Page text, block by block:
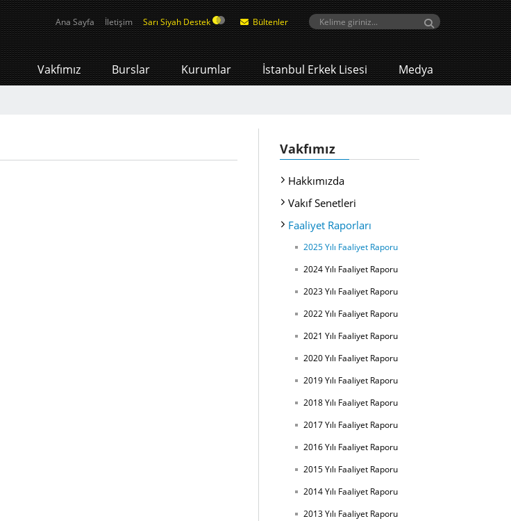
Ana Sayfa İletişim Sarı Siyah Destek Bültenler
Vakfımız Burslar Kurumlar İstanbul Erkek Lisesi Medya
Vakfımız
Hakkımızda
Vakıf Senetleri
Faaliyet Raporları
2025 Yılı Faaliyet Raporu
2024 Yılı Faaliyet Raporu
2023 Yılı Faaliyet Raporu
2022 Yılı Faaliyet Raporu
2021 Yılı Faaliyet Raporu
2020 Yılı Faaliyet Raporu
2019 Yılı Faaliyet Raporu
2018 Yılı Faaliyet Raporu
2017 Yılı Faaliyet Raporu
2016 Yılı Faaliyet Raporu
2015 Yılı Faaliyet Raporu
2014 Yılı Faaliyet Raporu
2013 Yılı Faaliyet Raporu